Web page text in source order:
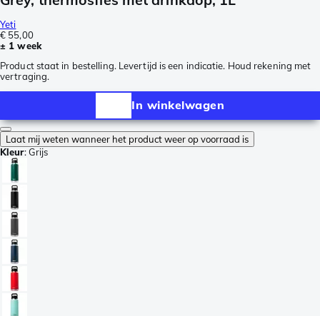
Yeti
€ 55,00
± 1 week
Product staat in bestelling. Levertijd is een indicatie. Houd rekening met
vertraging.
In winkelwagen
Laat mij weten wanneer het product weer op voorraad is
Kleur:Grijs